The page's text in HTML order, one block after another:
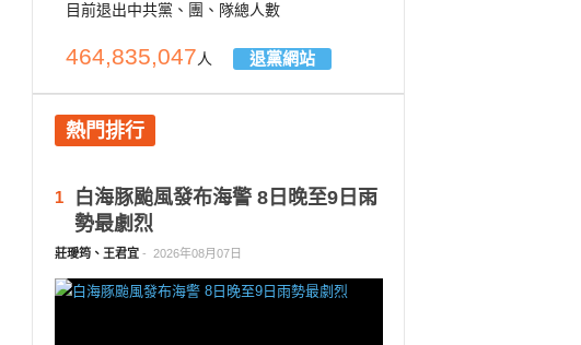
目前退出中共黨、團、隊總人數
464,835,047人 退黨網站
熱門排行
1
白海豚颱風發布海警 8日晚至9日雨
勢最劇烈
莊璦筠、王君宜 - 2026年08月07日